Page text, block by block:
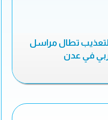
تطال مراسل
في عدن